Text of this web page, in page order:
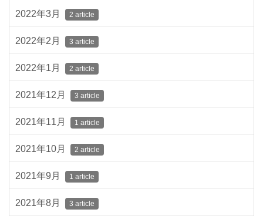
2022年3月 2 article
2022年2月 3 article
2022年1月 2 article
2021年12月 3 article
2021年11月 1 article
2021年10月 2 article
2021年9月 1 article
2021年8月 3 article